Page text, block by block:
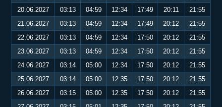
20.06.2027
03:13 04:59 12:34 17:49 20:11
21:55
21.06.2027
03:13 04:59 12:34 17:49 20:12
21:55
22.06.2027
03:13 04:59 12:34 17:50 20:12
21:55
23.06.2027
03:13 04:59 12:34 17:50 20:12
21:55
24.06.2027
03:14 05:00 12:34 17:50 20:12
21:55
25.06.2027
03:14 05:00 12:35 17:50 20:12
21:55
26.06.2027
03:15 05:00 12:35 17:50 20:12
21:55